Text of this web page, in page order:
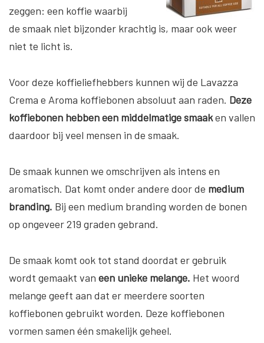
zeggen: een koffie waarbij
de smaak niet bijzonder krachtig is, maar ook weer
niet te licht is.
Voor deze koffieliefhebbers kunnen wij de Lavazza
Crema e Aroma koffiebonen absoluut aan raden. Deze
koffiebonen hebben een middelmatige smaaken vallen
daardoor bij veel mensen in de smaak.
De smaak kunnen we omschrijven als intens en
aromatisch. Dat komt onder andere door de medium
branding. Bij een medium branding worden de bonen
op ongeveer 219 graden gebrand.
De smaak komt ook tot stand doordat er gebruik
wordt gemaakt van een unieke melange. Het woord
melange geeft aan dat er meerdere soorten
koffiebonen gebruikt worden. Deze koffiebonen
vormen samen één smakelijk geheel.